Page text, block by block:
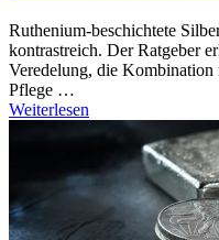
Ruthenium-beschichtete
kontrastreich. Der Ratgeber
Veredelung, die
Pflege …
Weiterlesen